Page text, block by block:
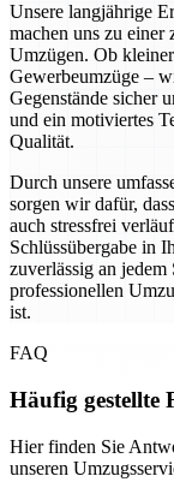
Unsere langjährige
machen uns zu einer
Umzügen. Ob
Gewerbeumzüge –
Gegenstände sicher
und ein motiviertes
Qualität.
Durch unsere
sorgen wir dafür,
auch stressfrei
Schlüssübergabe in
zuverlässig an
professionellen
ist.
FAQ
Häufig gestellte
Hier finden Sie
unseren